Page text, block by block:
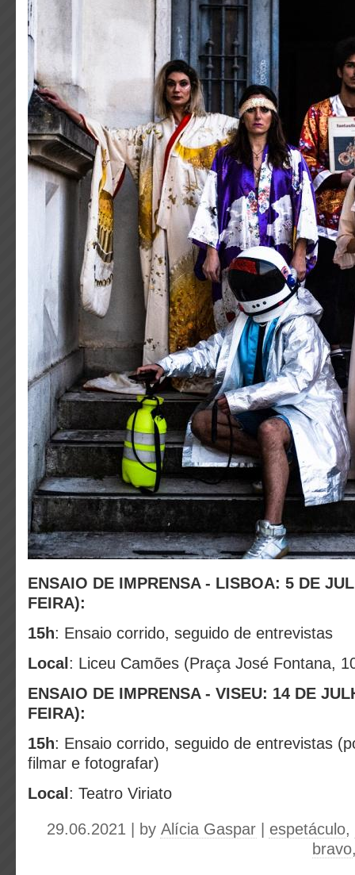
ENSAIO DE IMPRENSA - LISBOA: 5 DE
FEIRA):
15h: Ensaio corrido, seguido de entrevistas
Local : Liceu Camões (Praça José Fontana,
ENSAIO DE IMPRENSA - VISEU: 14 DE
FEIRA):
15h: Ensaio corrido, seguido de entrevistas
filmar e fotografar)
Local : Teatro Viriato
29.06.2021 | by Alícia Gaspar espetáculo,
bravo